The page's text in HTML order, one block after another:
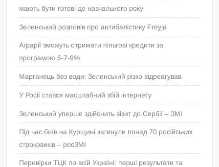
мають бути готові до навчального року
Зеленський розповів про антибалістику Freyja
Аграрії зможуть отримати пільгові кредити за
програмою 5-7-9%
Марганець без води: Зеленський різко відреагував
У Росії стався масштабний збій інтернету
Зеленський уперше здійснить візит до Сербії – ЗМІ
Під час боїв на Курщині загинули понад 70 російських
строковиків – росЗМІ
Перевірки ТЦК по всій Україні: перші результати та